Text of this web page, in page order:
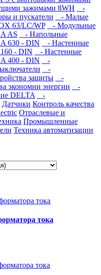
зажимами 8WH
-
и пускатели
- Малые
63/LC/WP
- Модульные
AS
- Напольные
630 - DIN
- Настенные
- DIN
- Настенные
400 - DIN
-
-
защиты
-
экономии энергии
-
DELTA
-
Датчики Контроль качества
Отраслевые и
Промышленные
Техника автоматизации
тока